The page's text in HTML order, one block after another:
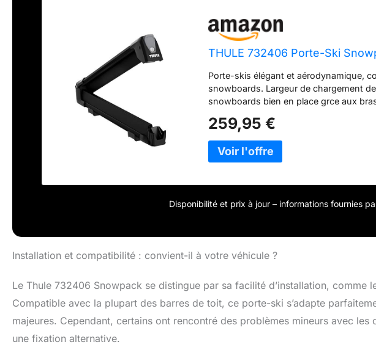
THULE 732406 Porte-Ski
Porte-skis élégant et aérodynamique,
snowboards. Largeur de chargement
snowboards bien en place grce aux
modernes en toute sécurité et réduit la
pas utilisé grce au système à ressort
fermer grce à un bouton poussoir de
les rainures en T des barres de toit
259,95 €
Disponibilité et prix à jour – informations fournies
Installation et compatibilité : convient-il à votre véhicule ?
Le Thule 732406 Snowpack se distingue par sa facilité d’installation, comme
Compatible avec la plupart des barres de toit, ce porte-ski s’adapte
majeures. Cependant, certains ont rencontré des problèmes mineurs avec
une fixation alternative.